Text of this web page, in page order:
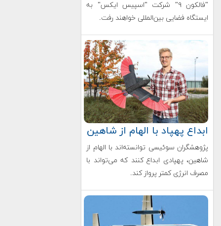
"فالکون ۹" شرکت "اسپیس ایکس" به
ایستگاه فضایی بین‌المللی خواهند رفت.
ابداع پهپاد با الهام از شاهین
پژوهشگران سوئیسی توانسته‌اند با الهام از
شاهین، پهپادی ابداع کنند که می‌تواند با
مصرف انرژی کمتر پرواز کند.